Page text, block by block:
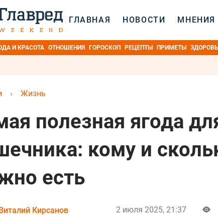
ГЛАВНАЯ НОВОСТИ МНЕНИЯ
И КРАСОТА ОТНОШЕНИЯ ГОРОСКОП РЕЦЕПТЫ ПРИМЕТЫ
› Жизнь
полезная ягода
кому и
есть
Кирсанов 2 июля 2025, 21:37